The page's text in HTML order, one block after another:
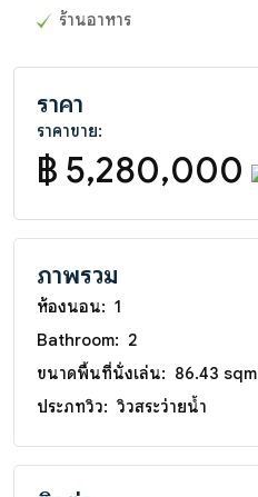
ร้านอาหาร
ราคา
ราคาขาย:
฿ 5,280,000
ภาพรวม
ห้องนอน: 1
Bathroom: 2
ขนาดพื้นที่นั่งเล่น: 86.43 sqm
ประภทวิว: วิวสระว่ายน้ำ